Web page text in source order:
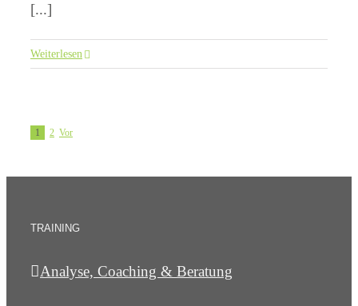
[...]
Weiterlesen
1 2 Vor
TRAINING
Analyse, Coaching & Beratung